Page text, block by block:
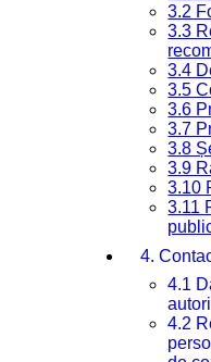
3.2
3.3
3.4
3.5
3.6
3.7
3.8
3.9
3.10
3.11
4.
4.1
4.2